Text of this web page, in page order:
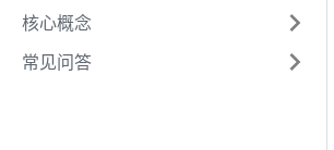
核心概念
常见问答